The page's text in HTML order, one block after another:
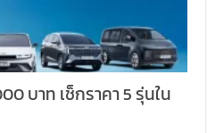
บาท เช็กราคา 5 รุ่นใน